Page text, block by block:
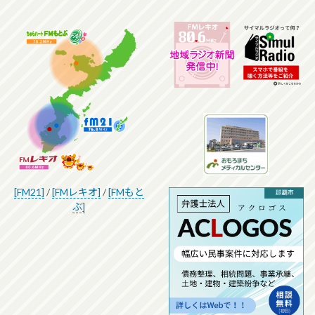
[FM21] /[FMレキオ] /[FMもと
ぶ]